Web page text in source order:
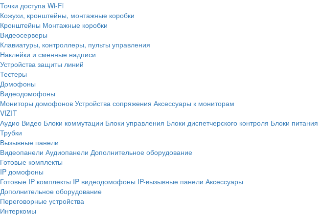
Точки доступа Wi-Fi
Кожухи, кронштейны, монтажные коробки
Кронштейны Монтажные коробки
Видеосерверы
Клавиатуры, контроллеры, пульты управления
Наклейки и сменные надписи
Устройства защиты линий
Тестеры
Домофоны
Видеодомофоны
Мониторы домофонов Устройства сопряжения Аксессуары к мониторам
VIZIT
Аудио Видео Блоки коммутации Блоки управления Блоки диспетчерского контроля Блоки питания
Трубки
Вызывные панели
Видеопанели Аудиопанели Дополнительное оборудование
Готовые комплекты
IP домофоны
Готовые IP комплекты IP видеодомофоны IP-вызывные панели Аксессуары
Дополнительное оборудование
Переговорные устройства
Интеркомы